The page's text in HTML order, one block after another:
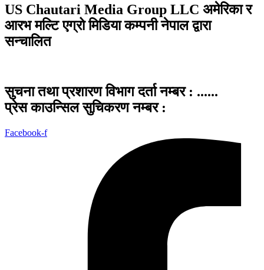
US Chautari Media Group LLC अमेरिका र
आरभ मल्टि एग्रो मिडिया कम्पनी नेपाल द्वारा
सन्चालित
सुचना तथा प्रशारण विभाग दर्ता नम्बर : ......
प्रेस काउन्सिल सुचिकरण नम्बर :
Facebook-f